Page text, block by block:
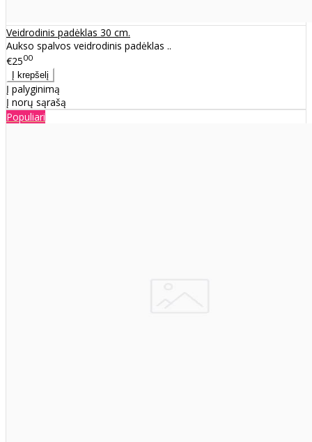
Veidrodinis padėklas 30 cm.
Aukso spalvos veidrodinis padėklas ..
€2500
Į palyginimą
Į norų sąrašą
Populiari